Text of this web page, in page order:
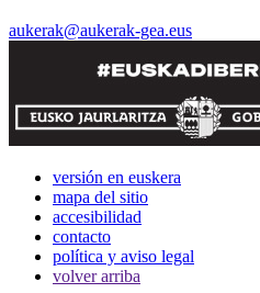
aukerak@aukerak-gea.eus
versión en euskera
mapa del sitio
accesibilidad
contacto
política y aviso legal
volver arriba